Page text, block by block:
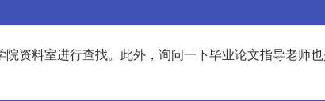
资料室进行查找。此外，询问一下毕业论文指导老师